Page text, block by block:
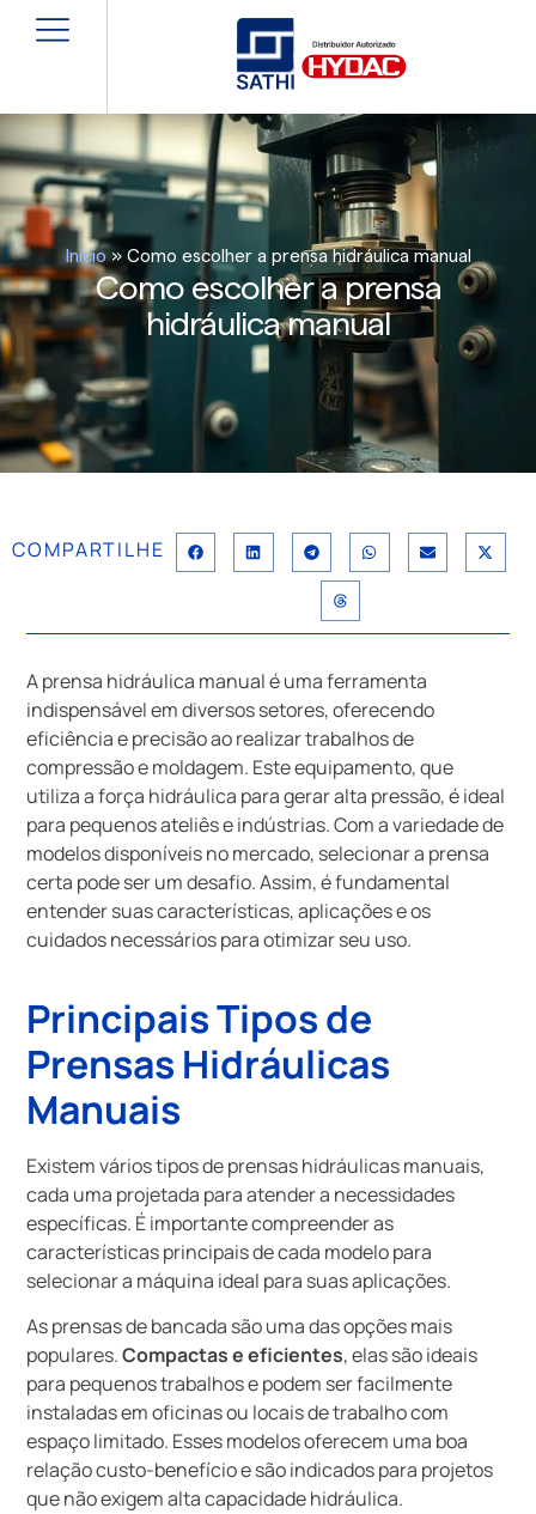
Início » Como escolher a prensa hidráulica manual
Como escolher a prensa
hidráulica manual
COMPARTILHE
A prensa hidráulica manual é uma ferramenta
indispensável em diversos setores, oferecendo
eficiência e precisão ao realizar trabalhos de
compressão e moldagem. Este equipamento, que
utiliza a força hidráulica para gerar alta pressão, é ideal
para pequenos ateliês e indústrias. Com a variedade de
modelos disponíveis no mercado, selecionar a prensa
certa pode ser um desafio. Assim, é fundamental
entender suas características, aplicações e os
cuidados necessários para otimizar seu uso.
Principais Tipos de
Prensas Hidráulicas
Manuais
Existem vários tipos de prensas hidráulicas manuais,
cada uma projetada para atender a necessidades
específicas. É importante compreender as
características principais de cada modelo para
selecionar a máquina ideal para suas aplicações.
As prensas de bancada são uma das opções mais
populares.Compactas e eficientes, elas são ideais
para pequenos trabalhos e podem ser facilmente
instaladas em oficinas ou locais de trabalho com
espaço limitado. Esses modelos oferecem uma boa
relação custo-benefício e são indicados para projetos
que não exigem alta capacidade hidráulica.